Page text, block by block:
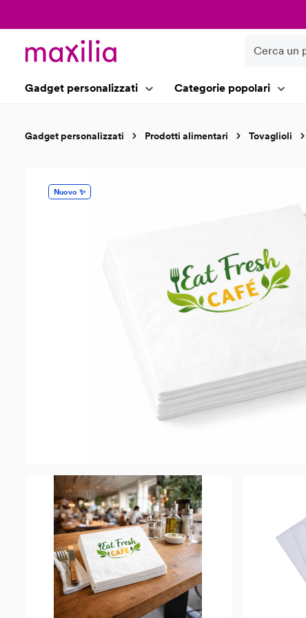
Gadget personalizzati Categorie popolari
Gadget personalizzati Prodotti alimentari Tovaglioli
Nuovo ✨